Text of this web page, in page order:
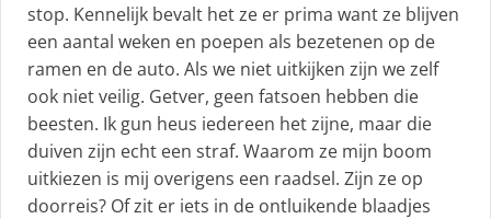
stop. Kennelijk bevalt het ze er prima want ze blijven
een aantal weken en poepen als bezetenen op de
ramen en de auto. Als we niet uitkijken zijn we zelf
ook niet veilig. Getver, geen fatsoen hebben die
beesten. Ik gun heus iedereen het zijne, maar die
duiven zijn echt een straf. Waarom ze mijn boom
uitkiezen is mij overigens een raadsel. Zijn ze op
doorreis? Of zit er iets in de ontluikende blaadjes